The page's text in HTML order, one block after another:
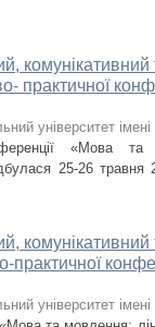
практичної
університет імені
«Мова та
25-26
практичної
університет імені